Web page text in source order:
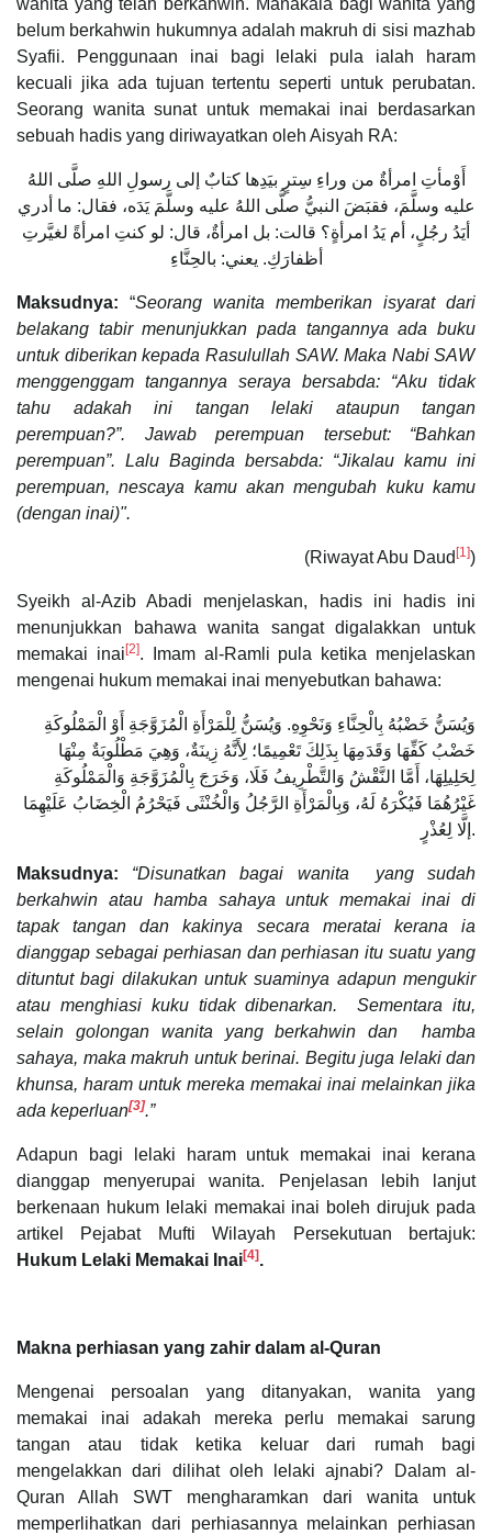
wanita yang telah berkahwin. Manakala bagi wanita yang
belum berkahwin hukumnya adalah makruh di sisi mazhab
Syafii. Penggunaan inai bagi lelaki pula ialah haram
kecuali jika ada tujuan tertentu seperti untuk perubatan.
Seorang wanita sunat untuk memakai inai berdasarkan
sebuah hadis yang diriwayatkan oleh Aisyah RA:
أَوْمأتِ امرأةٌ من وراءِ سِترٍ بيَدِها كتابٌ إلى رسولِ اللهِ صلَّى اللهُ
عليه وسلَّمَ، فقبَضَ النبيُّ صلَّى اللهُ عليه وسلَّمَ يَدَه، فقال: ما أدري
أيَدُ رجُلٍ، أم يَدُ امرأةٍ؟ قالت: بل امرأةٌ، قال: لو كنتِ امرأةً لغيَّرتِ
أظفارَكِ. يعني: بالحِنَّاءِ
Maksudnya: “Seorang wanita memberikan isyarat dari
belakang tabir menunjukkan pada tangannya ada buku
untuk diberikan kepada Rasulullah SAW. Maka Nabi SAW
menggenggam tangannya seraya bersabda: “Aku tidak
tahu adakah ini tangan lelaki ataupun tangan
perempuan?”. Jawab perempuan tersebut: “Bahkan
perempuan”. Lalu Baginda bersabda: “Jikalau kamu ini
perempuan, nescaya kamu akan mengubah kuku kamu
(dengan inai)".
(Riwayat Abu Daud [1])
Syeikh al-Azib Abadi menjelaskan, hadis ini hadis ini
menunjukkan bahawa wanita sangat digalakkan untuk
memakai inai [2]. Imam al-Ramli pula ketika menjelaskan
mengenai hukum memakai inai menyebutkan bahawa:
وَيُسَنُّ خَضْبُهُ بِالْحِنَّاءِ وَنَحْوِهِ. وَيُسَنُّ لِلْمَرْأَةِ الْمُزَوَّجَةِ أَوْ الْمَمْلُوكَةِ
خَضْبُ كَفِّهَا وَقَدَمِهَا بِذَلِكَ تَعْمِيمًا؛ لِأَنَّهُ زِينَةٌ، وَهِيَ مَطْلُوبَةٌ مِنْهَا
لِحَلِيلِهَا، أَمَّا النَّقْشُ وَالتَّطْرِيفُ فَلَا، وَخَرَجَ بِالْمُزَوَّجَةِ وَالْمَمْلُوكَةِ
غَيْرُهُمَا فَيُكْرَهُ لَهُ، وَبِالْمَرْأَةِ الرَّجُلُ وَالْخُنْثَى فَيَحْرُمُ الْخِضَابُ عَلَيْهِمَا
إلَّا لِعُذْرٍ.
Maksudnya:
“Disunatkan bagai wanita yang sudah
berkahwin atau hamba sahaya untuk memakai inai di
tapak tangan dan kakinya secara meratai kerana ia
dianggap sebagai perhiasan dan perhiasan itu suatu yang
dituntut bagi dilakukan untuk suaminya adapun mengukir
atau menghiasi kuku tidak dibenarkan. Sementara itu,
selain golongan wanita yang berkahwin dan hamba
sahaya, maka makruh untuk berinai. Begitu juga lelaki dan
khunsa, haram untuk mereka memakai inai melainkan jika
ada keperluan[3].”
Adapun bagi lelaki haram untuk memakai inai kerana
dianggap menyerupai wanita. Penjelasan lebih lanjut
berkenaan hukum lelaki memakai inai boleh dirujuk pada
artikel Pejabat Mufti Wilayah Persekutuan bertajuk:
Hukum Lelaki Memakai Inai[4] .
Makna perhiasan yang zahir dalam al-Quran
Mengenai persoalan yang ditanyakan, wanita yang
memakai inai adakah mereka perlu memakai sarung
tangan atau tidak ketika keluar dari rumah bagi
mengelakkan dari dilihat oleh lelaki ajnabi? Dalam al-
Quran Allah SWT mengharamkan dari wanita untuk
memperlihatkan dari perhiasannya melainkan perhiasan